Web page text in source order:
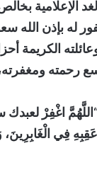
الإعلامية
له بإذن الله
الكريمة
رحمته
اغْفِرْ
فِي الْغَابِرِينَ،